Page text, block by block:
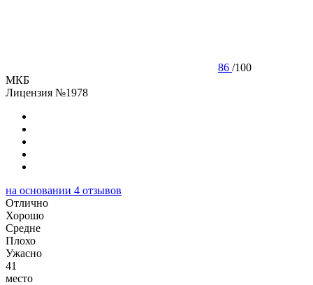
86 /100
МКБ
Лицензия №1978
на основании 4 отзывов
Отлично
Хорошо
Cредне
Плохо
Ужасно
41
место